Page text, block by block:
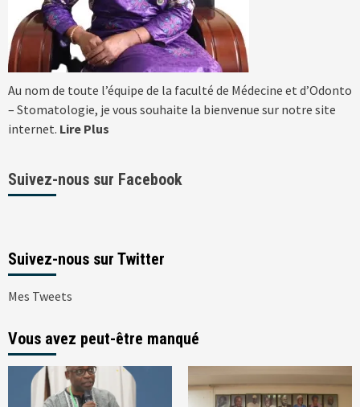
Au nom de toute l’équipe de la faculté de Médecine et d’Odonto
– Stomatologie, je vous souhaite la bienvenue sur notre site
internet. Lire Plus
Suivez-nous sur Facebook
Suivez-nous sur Twitter
Mes Tweets
Vous avez peut-être manqué